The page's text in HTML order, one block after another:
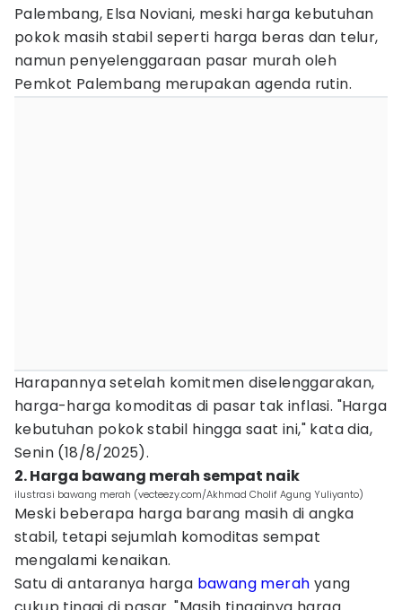
Palembang, Elsa Noviani, meski harga kebutuhan
pokok masih stabil seperti harga beras dan telur,
namun penyelenggaraan pasar murah oleh
Pemkot Palembang merupakan agenda rutin.
Harapannya setelah komitmen diselenggarakan,
harga-harga komoditas di pasar tak inflasi. "Harga
kebutuhan pokok stabil hingga saat ini," kata dia,
Senin (18/8/2025).
2. Harga bawang merah sempat naik
ilustrasi bawang merah (vecteezy.com/Akhmad Cholif Agung Yuliyanto)
Meski beberapa harga barang masih di angka
stabil, tetapi sejumlah komoditas sempat
mengalami kenaikan.
Satu di antaranya harga bawang merah yang